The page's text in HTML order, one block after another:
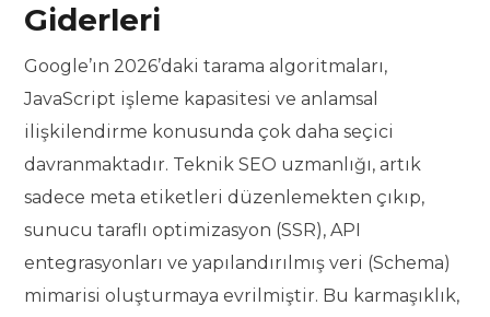
Giderleri
Google’ın 2026’daki tarama algoritmaları,
JavaScript işleme kapasitesi ve anlamsal
ilişkilendirme konusunda çok daha seçici
davranmaktadır. Teknik SEO uzmanlığı, artık
sadece meta etiketleri düzenlemekten çıkıp,
sunucu taraflı optimizasyon (SSR), API
entegrasyonları ve yapılandırılmış veri (Schema)
mimarisi oluşturmaya evrilmiştir. Bu karmaşıklık,